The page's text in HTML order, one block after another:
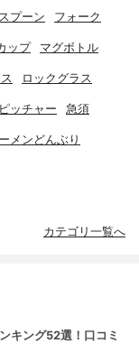
スプーン フォーク
ップ マグボトル
ロックグラス
ッチャー 急須
メンどんぶり
カテゴリ一覧へ
キング52選！口コミ